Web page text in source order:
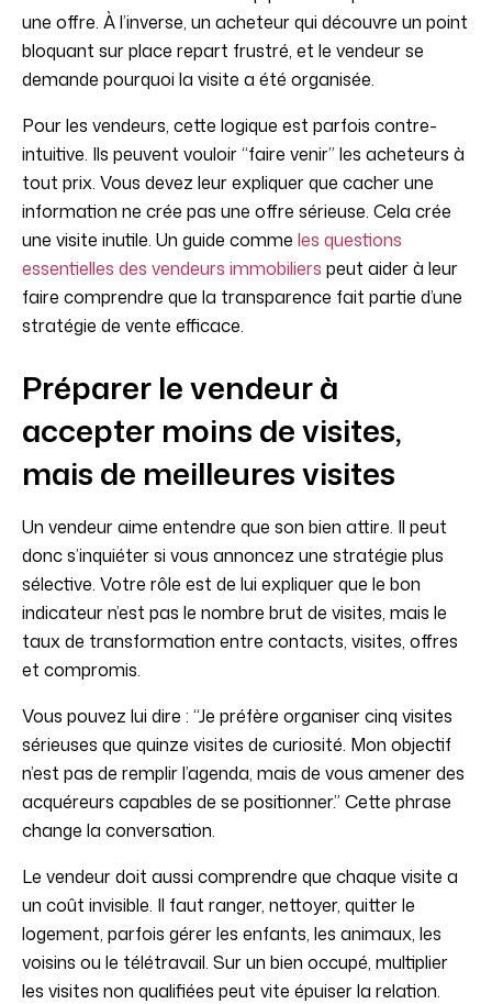
une offre. À l’inverse, un acheteur qui découvre un point
bloquant sur place repart frustré, et le vendeur se
demande pourquoi la visite a été organisée.
Pour les vendeurs, cette logique est parfois contre-
intuitive. Ils peuvent vouloir “faire venir” les acheteurs à
tout prix. Vous devez leur expliquer que cacher une
information ne crée pas une offre sérieuse. Cela crée
une visite inutile. Un guide comme les questions
essentielles des vendeurs immobiliers peut aider à leur
faire comprendre que la transparence fait partie d’une
stratégie de vente efficace.
Préparer le vendeur à
accepter moins de visites,
mais de meilleures visites
Un vendeur aime entendre que son bien attire. Il peut
donc s’inquiéter si vous annoncez une stratégie plus
sélective. Votre rôle est de lui expliquer que le bon
indicateur n’est pas le nombre brut de visites, mais le
taux de transformation entre contacts, visites, offres
et compromis.
Vous pouvez lui dire : “Je préfère organiser cinq visites
sérieuses que quinze visites de curiosité. Mon objectif
n’est pas de remplir l’agenda, mais de vous amener des
acquéreurs capables de se positionner.” Cette phrase
change la conversation.
Le vendeur doit aussi comprendre que chaque visite a
un coût invisible. Il faut ranger, nettoyer, quitter le
logement, parfois gérer les enfants, les animaux, les
voisins ou le télétravail. Sur un bien occupé, multiplier
les visites non qualifiées peut vite épuiser la relation.